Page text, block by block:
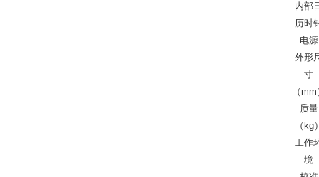
内部
历时
电源
外形
寸
（
质量
（kg
工作
境